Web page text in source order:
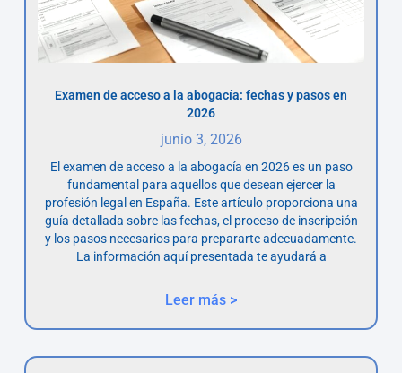
Examen de acceso a la abogacía: fechas y pasos en
2026
junio 3, 2026
El examen de acceso a la abogacía en 2026 es un paso
fundamental para aquellos que desean ejercer la
profesión legal en España. Este artículo proporciona una
guía detallada sobre las fechas, el proceso de inscripción
y los pasos necesarios para prepararte adecuadamente.
La información aquí presentada te ayudará a
Leer más >